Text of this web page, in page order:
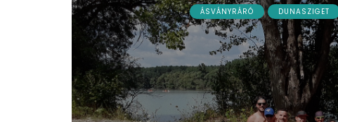
ÁSVÁNYRÁRÓ DUNASZIGET